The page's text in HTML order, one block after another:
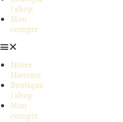
/ shop
Mon
compte
Notre
Histoire
Boutique
/ shop
Mon
compte